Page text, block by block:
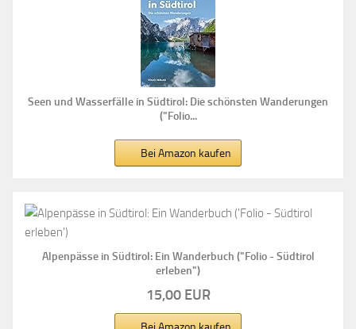
Seen und Wasserfälle in Südtirol: Die schönsten Wanderungen
("Folio...
Bei Amazon kaufen
Alpenpässe in Südtirol: Ein Wanderbuch ("Folio - Südtirol
erleben")
15,00 EUR